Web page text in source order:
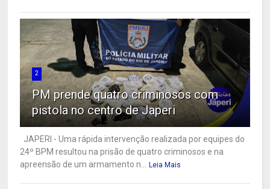
2
PM prende quatro criminosos com
pistola no centro de Japeri
JAPERI - Uma rápida intervenção realizada por equipes do
24º BPM resultou na prisão de quatro criminosos e na
apreensão de um armamento n...
Leia Mais